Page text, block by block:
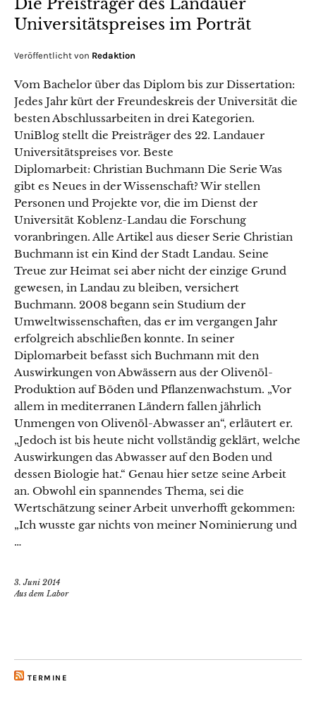
Die Preisträger des Landauer
Universitätspreises im Porträt
Veröffentlicht von Redaktion
Vom Bachelor über das Diplom bis zur Dissertation:
Jedes Jahr kürt der Freundeskreis der Universität die
besten Abschlussarbeiten in drei Kategorien.
UniBlog stellt die Preisträger des 22. Landauer
Universitätspreises vor. Beste
Diplomarbeit: Christian Buchmann Die Serie Was
gibt es Neues in der Wissenschaft? Wir stellen
Personen und Projekte vor, die im Dienst der
Universität Koblenz-Landau die Forschung
voranbringen. Alle Artikel aus dieser Serie Christian
Buchmann ist ein Kind der Stadt Landau. Seine
Treue zur Heimat sei aber nicht der einzige Grund
gewesen, in Landau zu bleiben, versichert
Buchmann. 2008 begann sein Studium der
Umweltwissenschaften, das er im vergangen Jahr
erfolgreich abschließen konnte. In seiner
Diplomarbeit befasst sich Buchmann mit den
Auswirkungen von Abwässern aus der Olivenöl-
Produktion auf Böden und Pflanzenwachstum. „Vor
allem in mediterranen Ländern fallen jährlich
Unmengen von Olivenöl-Abwasser an“, erläutert er.
„Jedoch ist bis heute nicht vollständig geklärt, welche
Auswirkungen das Abwasser auf den Boden und
dessen Biologie hat.“ Genau hier setze seine Arbeit
an. Obwohl ein spannendes Thema, sei die
Wertschätzung seiner Arbeit unverhofft gekommen:
„Ich wusste gar nichts von meiner Nominierung und
…
3. Juni 2014
Aus dem Labor
TERMINE